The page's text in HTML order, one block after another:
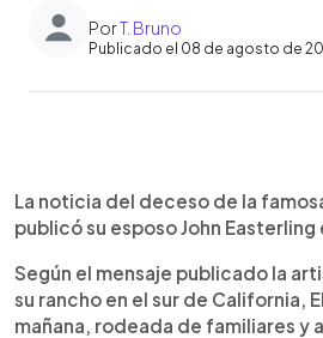
PorT. Bruno
Publicado el 08 de agosto de
► Escuchar artículo
La noticia del deceso de la
publicó su esposo John Easterling
Según el mensaje publicado la
su rancho en el sur de California,
mañana, rodeada de familiares y